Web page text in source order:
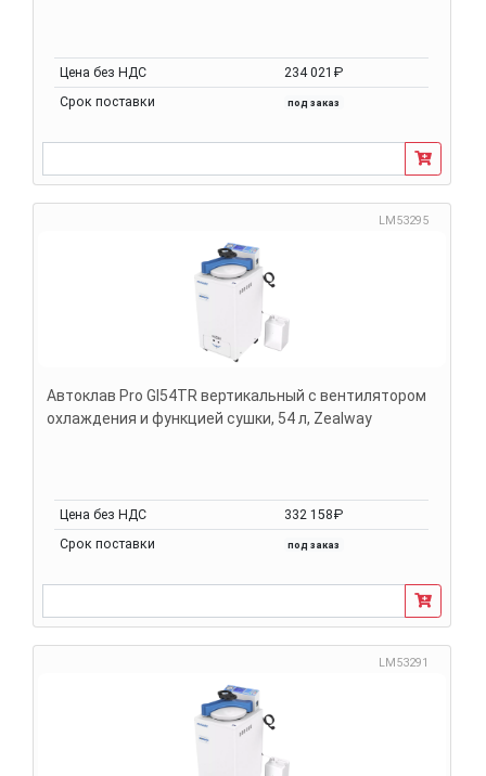
Цена без НДС
234 021₽
Срок поставки
под заказ
LM53295
Автоклав Pro GI54TR вертикальный с вентилятором
охлаждения и функцией сушки, 54 л, Zealway
Цена без НДС
332 158₽
Срок поставки
под заказ
LM53291